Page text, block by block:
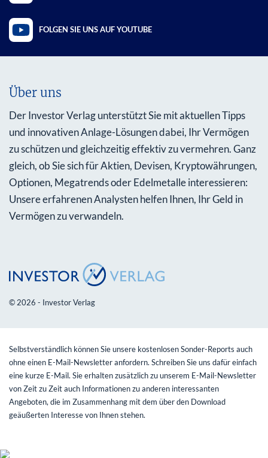
FOLGEN SIE UNS AUF YOUTUBE
Über uns
Der Investor Verlag unterstützt Sie mit aktuellen Tipps
und innovativen Anlage-Lösungen dabei, Ihr Vermögen
zu schützen und gleichzeitig effektiv zu vermehren. Ganz
gleich, ob Sie sich für Aktien, Devisen, Kryptowährungen,
Optionen, Megatrends oder Edelmetalle interessieren:
Unsere erfahrenen Analysten helfen Ihnen, Ihr Geld in
Vermögen zu verwandeln.
© 2026 - Investor Verlag
Selbstverständlich können Sie unsere kostenlosen Sonder-Reports auch
ohne einen E-Mail-Newsletter anfordern. Schreiben Sie uns dafür einfach
eine kurze E-Mail. Sie erhalten zusätzlich zu unserem E-Mail-Newsletter
von Zeit zu Zeit auch Informationen zu anderen interessanten
Angeboten, die im Zusammenhang mit dem über den Download
geäußerten Interesse von Ihnen stehen.